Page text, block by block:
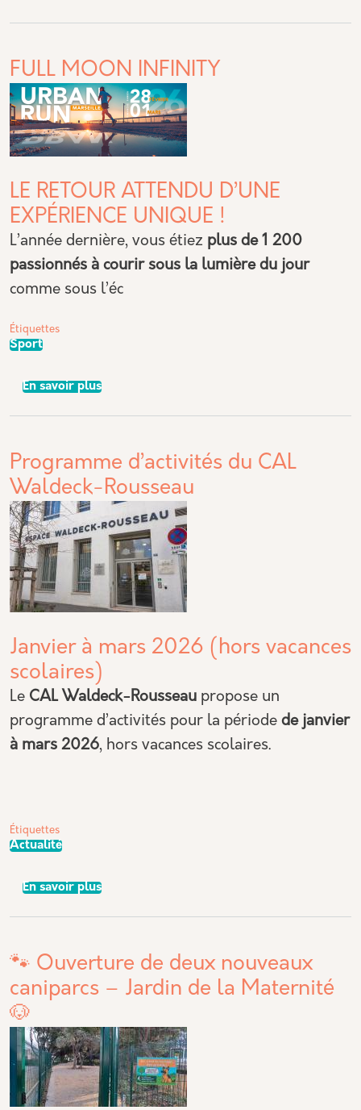
FULL MOON INFINITY
LE RETOUR ATTENDU D’UNE
EXPÉRIENCE UNIQUE !
L’année dernière, vous étiez plus de 1 200
passionnés à courir sous la lumière du jour
comme sous l’éc
Étiquettes
Sport
En savoir plussur FULL MOON INFINITY
Programme d’activités du CAL
Waldeck-Rousseau
Janvier à mars 2026 (hors vacances
scolaires)
Le CAL Waldeck-Rousseau propose un
programme d’activités pour la période de janvier
à mars 2026, hors vacances scolaires.
Étiquettes
Actualité
En savoir plussur Programme d’activités du CAL Waldeck-
🐾 Ouverture de deux nouveaux
caniparcs – Jardin de la Maternité
🐶